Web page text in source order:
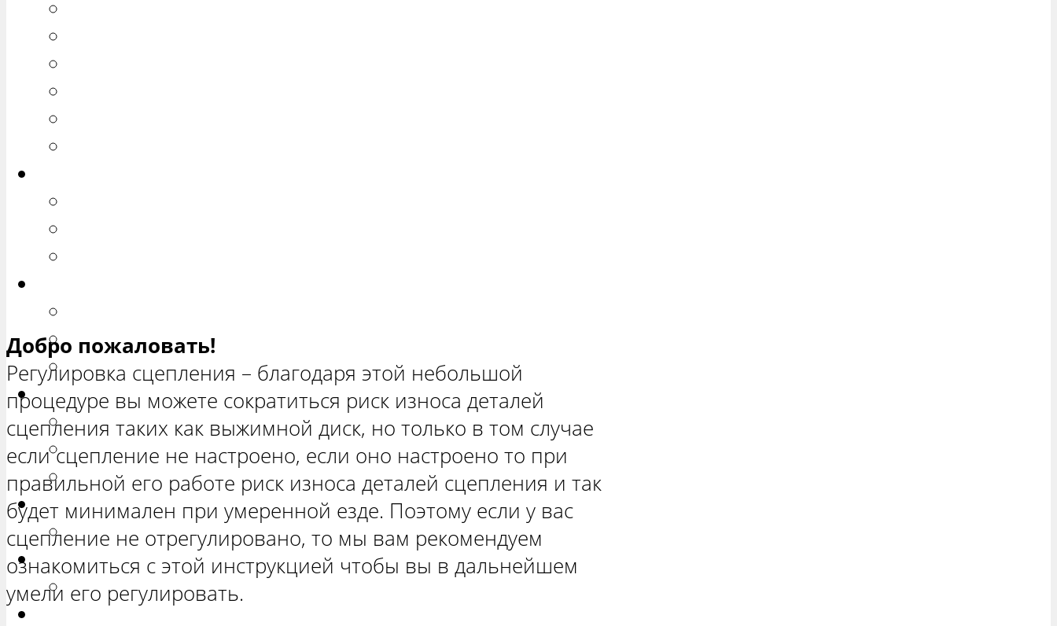
РЕМОНТ ВАЗ 2171 «ПРИОРА УНИВЕРСАЛ»
РЕМОНТ ВАЗ 2172 «ПРИОРА ХЕТЧБЭК»
Нива
РЕМОНТ ВАЗ 21213 «НИВА ТРЕХ-ДВЕРНАЯ»
ВАЗ 21214 «НИВА ТРЕХ-ДВЕРНАЯ»
РЕМОНТ ВАЗ 2131 «НИВА ЧЕТЫРЕХ-ДВЕРНАЯ»
Гранта
РЕМОНТ ВАЗ 2190 «ГРАНТА»
Ока
РЕМОНТ ВАЗ 1111 «ОКА»
Добро пожаловать!
Регулировка сцепления – благодаря этой небольшой
процедуре вы можете сократиться риск износа деталей
сцепления таких как выжимной диск, но только в том случае
если сцепление не настроено, если оно настроено то при
правильной его работе риск износа деталей сцепления и так
будет минимален при умеренной езде. Поэтому если у вас
сцепление не отрегулировано, то мы вам рекомендуем
ознакомиться с этой инструкцией чтобы вы в дальнейшем
умели его регулировать.